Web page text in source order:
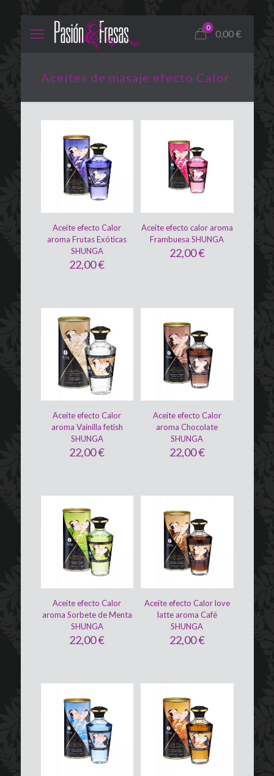
0
0,00€
Aceites de masaje efecto Calor
Aceite efecto Calor
aroma Frutas Exóticas
SHUNGA
22,00€
Aceite efecto calor aroma
Frambuesa SHUNGA
22,00€
Aceite efecto Calor
aroma Vainilla fetish
SHUNGA
22,00€
Aceite efecto Calor
aroma Chocolate
SHUNGA
22,00€
Aceite efecto Calor
aroma Sorbete de Menta
SHUNGA
22,00€
Aceite efecto Calor love
latte aroma Café
SHUNGA
22,00€